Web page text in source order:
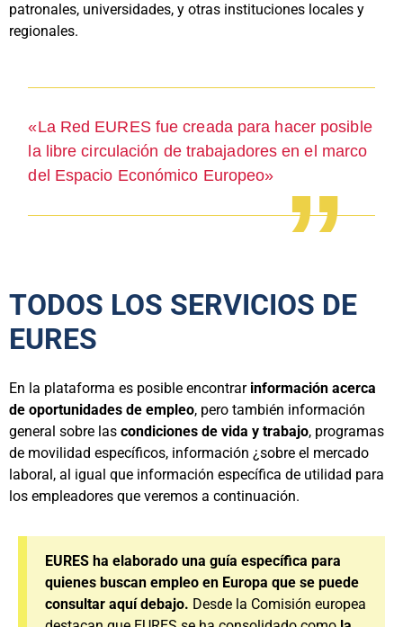
patronales, universidades, y otras instituciones locales y
regionales.
«La Red EURES fue creada para hacer posible
la libre circulación de trabajadores en el marco
del Espacio Económico Europeo»
TODOS LOS SERVICIOS DE
EURES
En la plataforma es posible encontrar información acerca
de oportunidades de empleo, pero también información
general sobre las condiciones de vida y trabajo, programas
de movilidad específicos, información ¿sobre el mercado
laboral, al igual que información específica de utilidad para
los empleadores que veremos a continuación.
EURES ha elaborado una guía específica para
quienes buscan empleo en Europa que se puede
consultar aquí debajo. Desde la Comisión europea